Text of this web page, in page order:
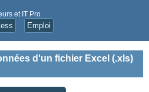
et IT Pro
Emploi
d'un fichier Excel (.xls)